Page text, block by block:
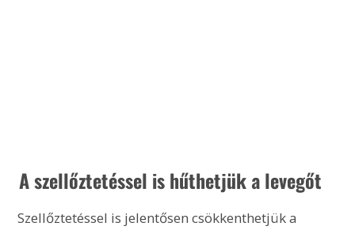
A szellőztetéssel is hűthetjük a levegőt
Szellőztetéssel is jelentősen csökkenthetjük a